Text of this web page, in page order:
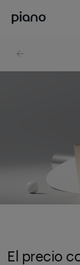
El precio